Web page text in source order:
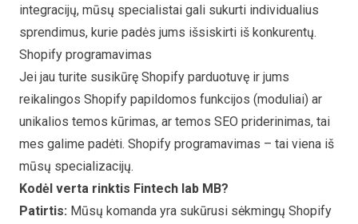
integracijų, mūsų specialistai gali sukurti individualius
sprendimus, kurie padės jums išsiskirti iš konkurentų.
Shopify programavimas
Jei jau turite susikūrę Shopify parduotuvę ir jums
reikalingos Shopify papildomos funkcijos (moduliai) ar
unikalios temos kūrimas, ar temos SEO priderinimas, tai
mes galime padėti. Shopify programavimas – tai viena iš
mūsų specializacijų.
Kodėl verta rinktis Fintech lab MB?
Patirtis: Mūsų komanda yra sukūrusi sėkmingų Shopify